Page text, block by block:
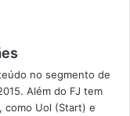
no segmento de
Além do FJ tem
como Uol (Start) e